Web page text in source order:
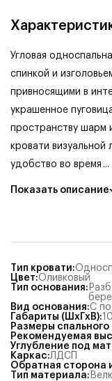
Угловая
спинкой и
привносящими в
украшенное
пространству шарм
кровати визуальной
удобство во время ...
Показать описание
Тип кровати:
Цвет:Оливковый
Тип основания:
Вид основания:С
Габариты (ШхГхВ):
Размеры спального
Рекомендуемая
Углубление под
Каркас:ЛДСП
Обратная сторона
Тип материала: